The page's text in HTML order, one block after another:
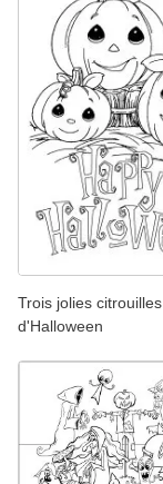
Trois jolies citrouilles
d'Halloween